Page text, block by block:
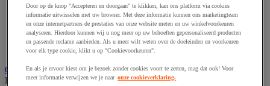
Batterij, oplader en kabel
Elektrische kabel
Elektrische uitrusting
Verlengsnoer, stekkerdoos en kapelhaspel
Wandcontactdoos en schakelaar
Gereedschap opbergen
Bekijk de hele productgroep
Door op de knop "Accepteren en doorgaan" te klikken, kan ons platform via cookies
informatie uitwisselen met uw browser. Met deze informatie kunnen ons marketingteam
en onze internetpartners de prestaties van onze website meten en uw winkelvoorkeuren
analyseren. Hierdoor kunnen wij u nog meer op uw behoeften gepersonaliseerd producten
en passende reclame aanbieden. Als u meer wilt weten over de doeleinden en voorkeuren
voor elk type cookie, klikt u op "Cookievoorkeuren".
En als je ervoor kiest om je bezoek zonder cookies voort te zetten, mag dat ook! Voor
meer informatie verwijzen we je naar onze cookieverklaring.